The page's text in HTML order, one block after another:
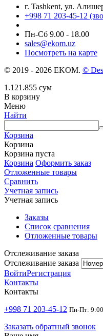
г. Tashkent, ул.
+998 71 203-45-12
Пн-Cб 9.00 - 18.00
sales@ekom.uz
Посмотреть на карте
© 2019 - 2026 EKOM. ©
1.121.855 сум
В корзину
Меню
Найти
Корзина
Корзина
Корзина пуста
Корзина Оформить заказ
Отложенные товары
Сравнить
Учетная запись
Учетная запись
Заказы
Список сравнения
Отложенные товары
Отслеживание заказа
Отслеживание заказа
ВойтиРегистрация
Контакты
Контакты
+998 71 203-45-12 Пн-Пт:
Заказать обратный звонок